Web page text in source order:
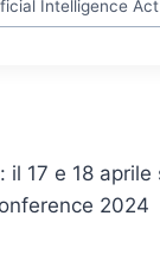
er s y
Intelligence Act
il 17 e 18
2024